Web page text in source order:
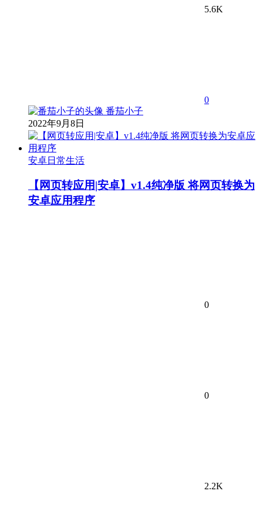
5.6K
0
番茄小子
2022年9月8日
安卓日常生活
【网页转应用|安卓】v1.4纯净版 将网页转换为
安卓应用程序
0
0
2.2K